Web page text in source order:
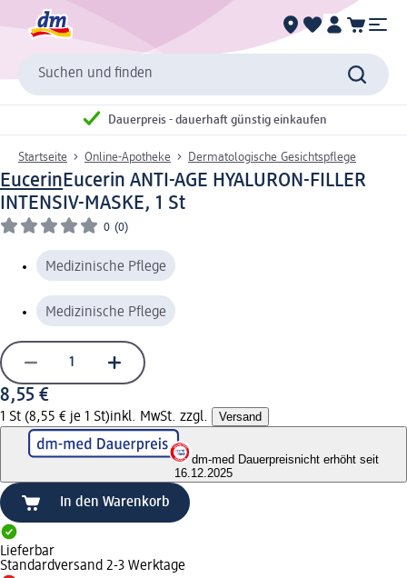
Suchen und finden
Dauerpreis - dauerhaft günstig einkaufen
Startseite Online-Apotheke Dermatologische Gesichtspflege
EucerinEucerin ANTI-AGE HYALURON-FILLER
INTENSIV-MASKE, 1 St
0 (0)
Medizinische Pflege
Medizinische Pflege
8,55 €
1 St (8,55 € je 1 St)inkl. MwSt. zzgl. Versand
dm-med Dauerpreisnicht erhöht seit
16.12.2025
In den Warenkorb
Lieferbar
Standardversand 2-3 Werktage